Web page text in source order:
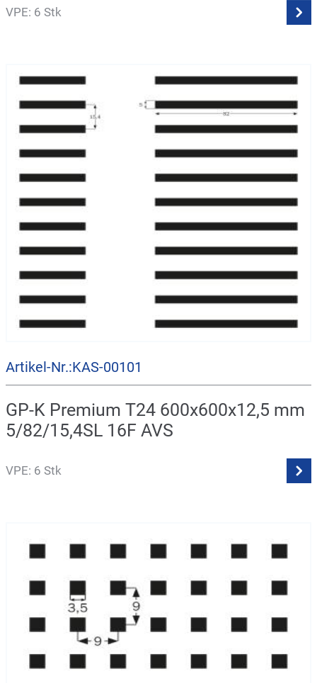
VPE: 6 Stk
Artikel-Nr.:KAS-00101
GP-K Premium T24 600x600x12,5 mm
5/82/15,4SL 16F AVS
VPE: 6 Stk